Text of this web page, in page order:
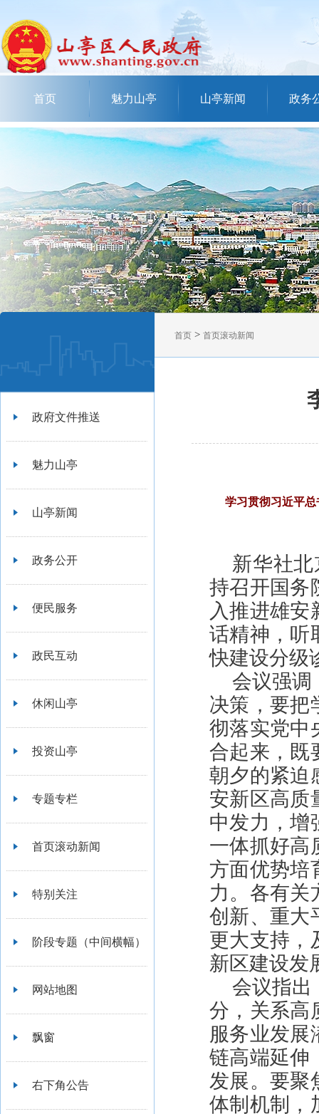
首页 魅力山亭 山亭新闻 政务
政府文件推送
魅力山亭
山亭新闻
政务公开
便民服务
政民互动
休闲山亭
投资山亭
专题专栏
首页滚动新闻
特别关注
阶段专题（中间横幅）
网站地图
飘窗
右下角公告
首页 > 首页滚动新闻
学习贯彻习近平
新华社
持召开国务
入推进雄
话精神，听
快建设分级
会议强调
决策，要把
彻落实党中
合起来，既
朝夕的紧迫
安新区高质
中发力，增
一体抓好高
方面优势培
力。各有关
创新、重大
更大支持，
新区建设发
会议指出
分，关系高
服务业发展
链高端延伸
发展。要聚
体制机制，